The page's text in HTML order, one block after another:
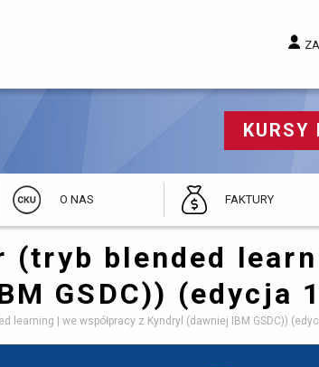
KURSY
O NAS FAKTURY
(tryb blended
GSDC)) (edycja
learning | we współpracy z Kyndryl (dawniej IBM GSDC))